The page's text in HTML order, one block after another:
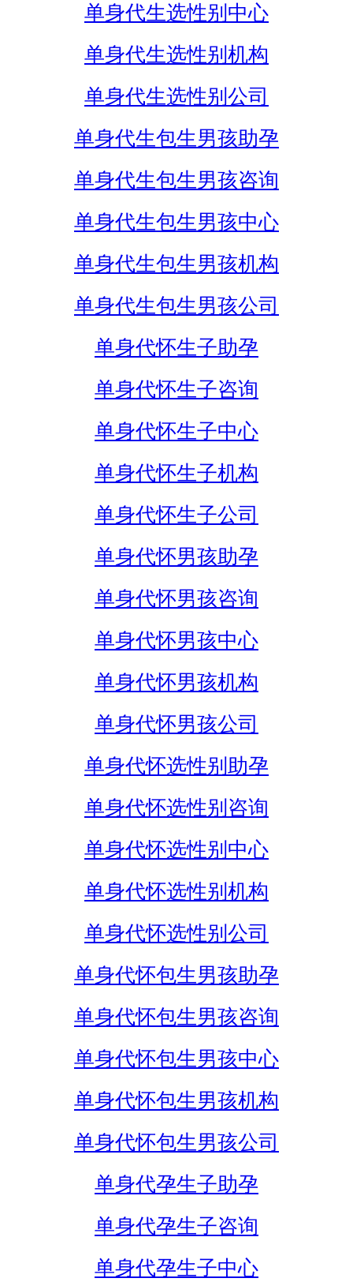
单身代生选性别中心
单身代生选性别机构
单身代生选性别公司
单身代生包生男孩助孕
单身代生包生男孩咨询
单身代生包生男孩中心
单身代生包生男孩机构
单身代生包生男孩公司
单身代怀生子助孕
单身代怀生子咨询
单身代怀生子中心
单身代怀生子机构
单身代怀生子公司
单身代怀男孩助孕
单身代怀男孩咨询
单身代怀男孩中心
单身代怀男孩机构
单身代怀男孩公司
单身代怀选性别助孕
单身代怀选性别咨询
单身代怀选性别中心
单身代怀选性别机构
单身代怀选性别公司
单身代怀包生男孩助孕
单身代怀包生男孩咨询
单身代怀包生男孩中心
单身代怀包生男孩机构
单身代怀包生男孩公司
单身代孕生子助孕
单身代孕生子咨询
单身代孕生子中心